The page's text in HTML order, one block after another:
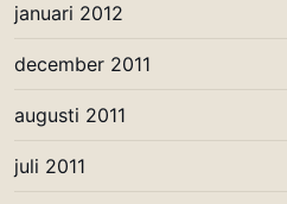
januari 2012
december 2011
augusti 2011
juli 2011